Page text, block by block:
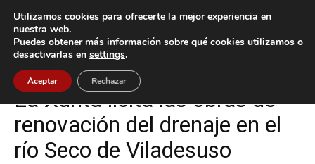
Inicio Oia
Oia Política
La Xunta licita las obras de
renovación del drenaje en el
río Seco de Viladesuso
Utilizamos cookies para ofrecerte la mejor experiencia en
nuestra web.
Puedes obtener más información sobre qué cookies utilizamos o
desactivarlas en settings.
Aceptar Rechazar